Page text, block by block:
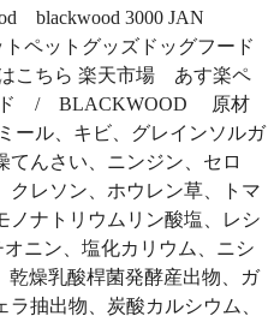
blackwood 3000 JAN
ペットグッズドッグフード
こちら 楽天市場 あす楽ペ
ド / BLACKWOOD 原材
ール、キビ、グレインソルガ
てんさい、ニンジン、セロ
クレソン、ホウレン草、トマ
ノナトリウムリン酸塩、レシ
ニン、塩化カリウム、ニシ
乾燥乳酸桿菌発酵産出物、ガ
抽出物、炭酸カルシウム、